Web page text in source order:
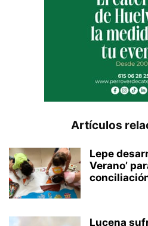
Artículos
Lepe
Verano’
Lucena